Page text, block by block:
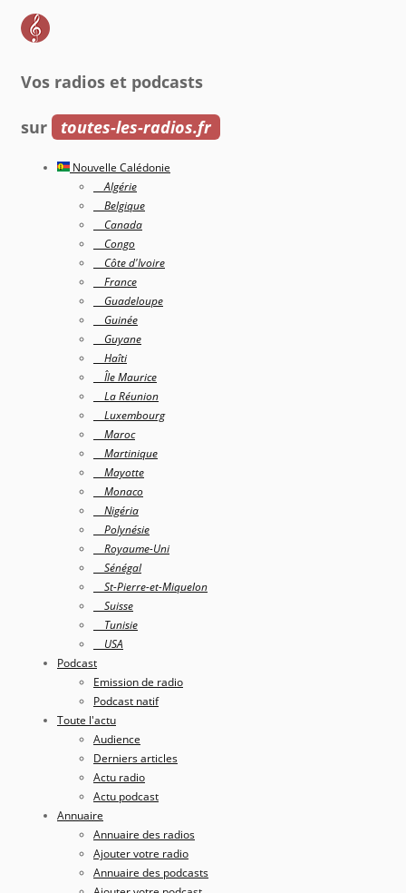
Vos radios et podcasts
sur toutes-les-radios.fr
Nouvelle Calédonie
Algérie
Belgique
Canada
Congo
Côte d'Ivoire
France
Guadeloupe
Guinée
Guyane
Haîti
Île Maurice
La Réunion
Luxembourg
Maroc
Martinique
Mayotte
Monaco
Nigéria
Polynésie
Royaume-Uni
Sénégal
St-Pierre-et-Miquelon
Suisse
Tunisie
USA
Podcast
Emission de radio
Podcast natif
Toute l'actu
Audience
Derniers articles
Actu radio
Actu podcast
Annuaire
Annuaire des radios
Ajouter votre radio
Annuaire des podcasts